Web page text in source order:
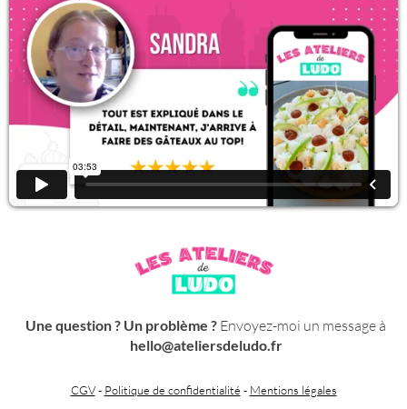
Une question ? Un problème ? Envoyez-moi un message à
hello@ateliersdeludo.fr
CGV- Politique de confidentialité - Mentions légales